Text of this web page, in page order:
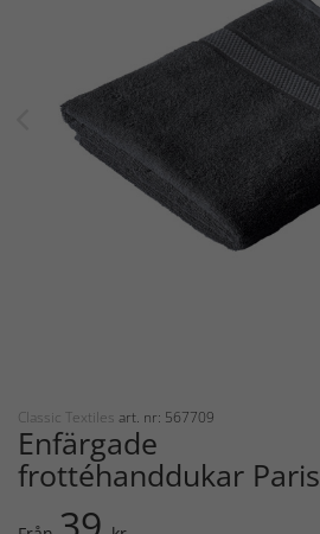
Classic Textiles art. nr: 567709
Enfärgade
frottéhanddukar Paris